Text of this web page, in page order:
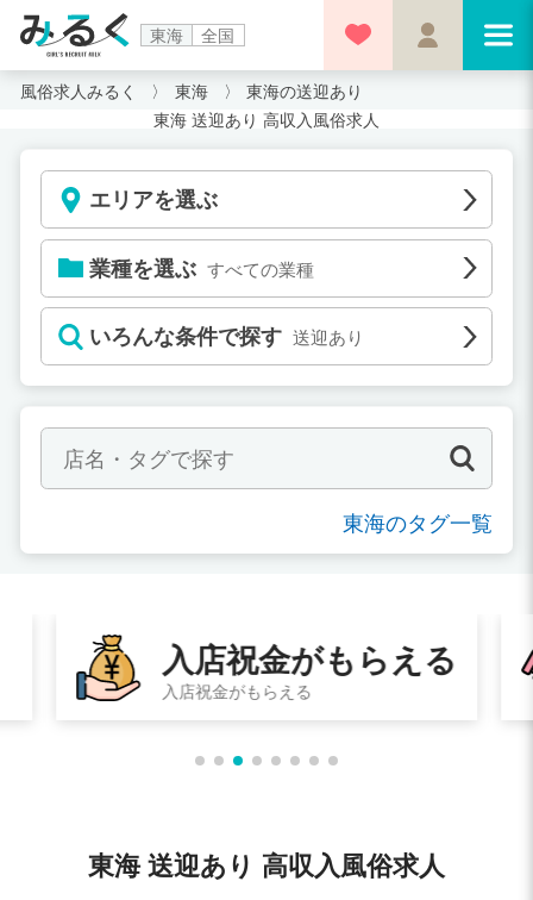
東海 全国
風俗求人みるく 東海
東海の送迎あり
東海 送迎あり 高収入風俗求人
エリアを選ぶ
業種を選ぶ すべての業種
いろんな条件で探す 送迎あり
東海のタグ一覧
即日体験入店
その日に体験入店してお給料ももらえる
東海 送迎あり 高収入風俗求人